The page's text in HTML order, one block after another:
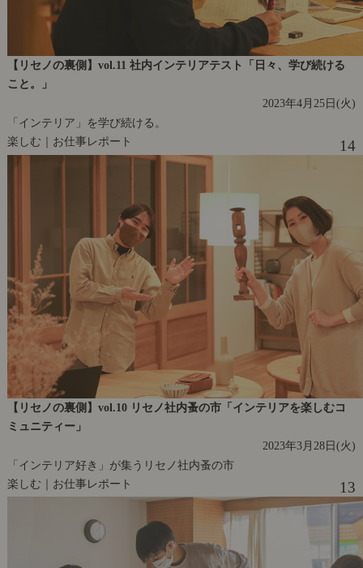
【リセノの裏側】vol.11 社内インテリアテスト「日々、学び続ける
こと。」
2023年4月25日(火)
「インテリア」を学び続ける。
楽しむ｜お仕事レポート
14
【リセノの裏側】vol.10 リセノ社内蚤の市「インテリアを楽しむコ
ミュニティー」
2023年3月28日(火)
「インテリア好き」が集うリセノ社内蚤の市
楽しむ｜お仕事レポート
13